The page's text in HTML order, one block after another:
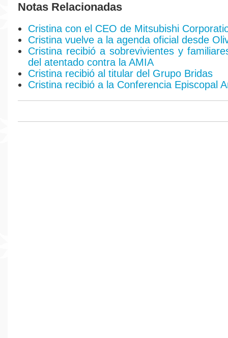
Notas Relacionadas
Cristina con el CEO de Mitsubishi
Cristina vuelve a la agenda oficial desde
Cristina recibió a sobrevivientes y
del atentado contra la AMIA
Cristina recibió al titular del Grupo Bridas
Cristina recibió a la Conferencia Episcopal